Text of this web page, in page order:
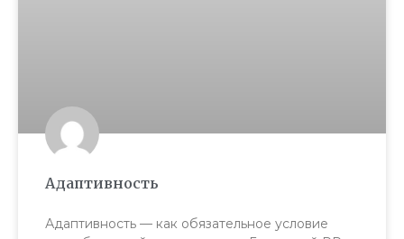
Адаптивность
Адаптивность — как обязательное условие